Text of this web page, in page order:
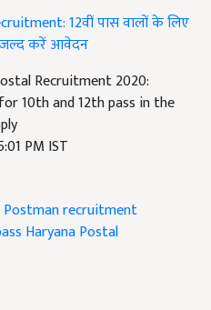
12वीं पास वालों के लिए
जल्द करें आवेदन
Recruitment 2020:
10th and 12th pass in the
PM IST
Postman recruitment
Haryana Postal